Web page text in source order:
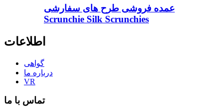
عمده فروشی طرح های سفارشی
Scrunchie Silk Scrunchies
اطلاعات
گواهی
درباره ما
VR
تماس با ما